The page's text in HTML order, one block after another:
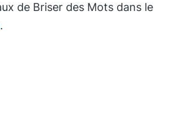
de Briser des Mots dans le
.